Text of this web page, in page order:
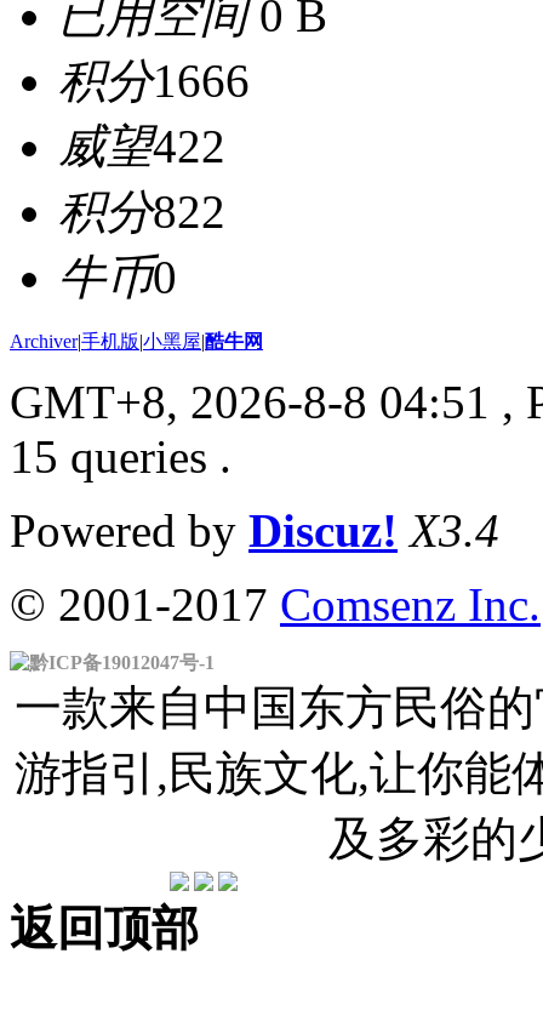
已用空间0 B
积分1666
威望422
积分822
牛币0
Archiver|手机版|小黑屋|酷牛网
GMT+8, 2026-8-8 04:51 ,
15 queries .
Powered by Discuz! X3.4
© 2001-2017 Comsenz Inc.
黔ICP备19012047号-1
一款来自中国东方民俗
游指引,民族文化,让你能
及多彩的
返回顶部